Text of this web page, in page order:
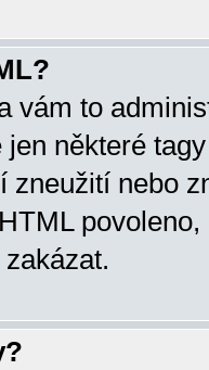
vám to
jen některé
zneužití nebo